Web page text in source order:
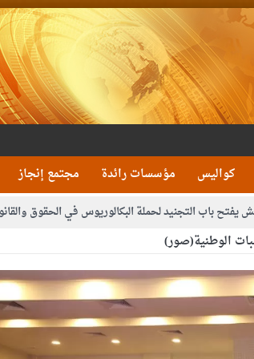
كواليس مؤسسات رائدة مجتمع إنجاز
يفتح باب التجنيد لحملة البكالوريوس في الحقوق
اليومية ويؤكد حرص مجلس النواب على شراكة فاعلة
دعوة
الملك يلتقي مجموعة من رفاق السلاح
الوطنية(صور)